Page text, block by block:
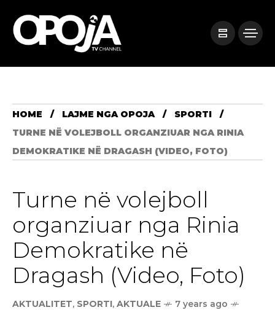
HOME LAJME NGA OPOJA
SPORTI
TURNE NË VOLEJBOLL ORGANZIUAR NGA RINIA
DEMOKRATIKE NË DRAGASH (VIDEO, FOTO)
Turne në volejboll
organziuar nga Rinia
Demokratike në
Dragash (Video, Foto)
AKTUALITET, SPORTI, AKTUALE
7 years ago